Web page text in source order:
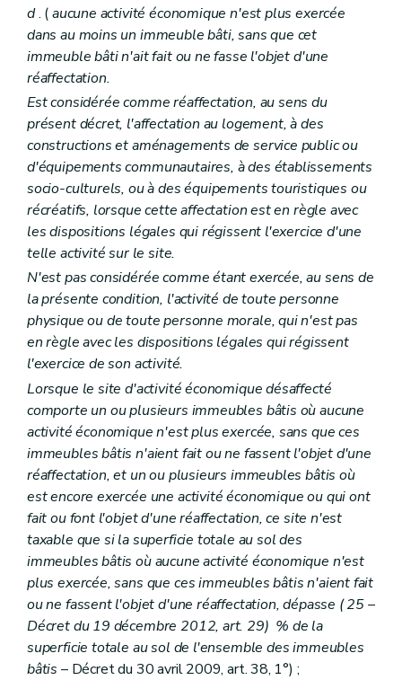
d. (aucune activité économique n'est plus exercée
dans au moins un immeuble bâti, sans que cet
immeuble bâti n'ait fait ou ne fasse l'objet d'une
réaffectation.
Est considérée comme réaffectation, au sens du
présent décret, l'affectation au logement, à des
constructions et aménagements de service public ou
d'équipements communautaires, à des établissements
socio-culturels, ou à des équipements touristiques ou
récréatifs, lorsque cette affectation est en règle avec
les dispositions légales qui régissent l'exercice d'une
telle activité sur le site.
N'est pas considérée comme étant exercée, au sens de
la présente condition, l'activité de toute personne
physique ou de toute personne morale, qui n'est pas
en règle avec les dispositions légales qui régissent
l'exercice de son activité.
Lorsque le site d'activité économique désaffecté
comporte un ou plusieurs immeubles bâtis où aucune
activité économique n'est plus exercée, sans que ces
immeubles bâtis n'aient fait ou ne fassent l'objet d'une
réaffectation, et un ou plusieurs immeubles bâtis où
est encore exercée une activité économique ou qui ont
fait ou font l'objet d'une réaffectation, ce site n'est
taxable que si la superficie totale au sol des
immeubles bâtis où aucune activité économique n'est
plus exercée, sans que ces immeubles bâtis n'aient fait
ou ne fassent l'objet d'une réaffectation, dépasse (25–
Décret du 19 décembre 2012, art. 29) % de la
superficie totale au sol de l'ensemble des immeubles
bâtis – Décret du 30 avril 2009, art. 38, 1°) ;